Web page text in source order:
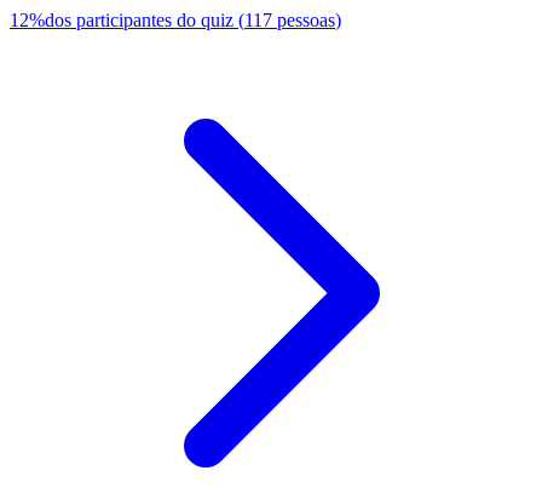
12%dos participantes do quiz (117 pessoas)